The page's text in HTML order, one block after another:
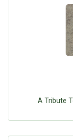
A Tribute